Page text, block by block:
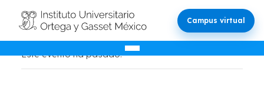
Campus virtual
Este evento ha pasado.